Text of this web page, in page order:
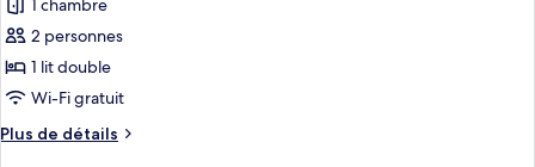
1 chambre
2 personnes
1 lit double
Wi-Fi gratuit
Plus de détails
Plus